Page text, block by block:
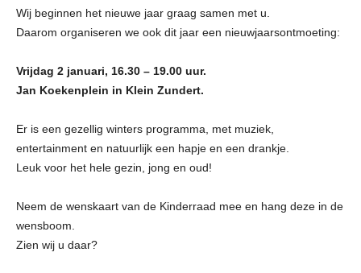
Wij beginnen het nieuwe jaar graag samen met u.
Daarom organiseren we ook dit jaar een nieuwjaarsontmoeting:
Vrijdag 2 januari, 16.30 – 19.00 uur.
Jan Koekenplein in Klein Zundert.
Er is een gezellig winters programma, met muziek,
entertainment en natuurlijk een hapje en een drankje.
Leuk voor het hele gezin, jong en oud!
Neem de wenskaart van de Kinderraad mee en hang deze in de
wensboom.
Zien wij u daar?